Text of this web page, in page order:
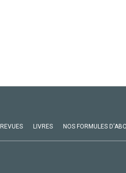
REVUES LIVRES NOS FORMULES